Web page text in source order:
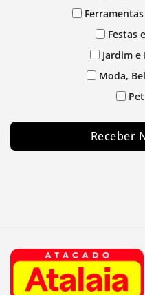
Festas
Jardim
Moda,
Receber